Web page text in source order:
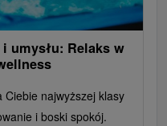
umysłu: Relaks w
Ciebie najwyższej klasy
i boski spokój.